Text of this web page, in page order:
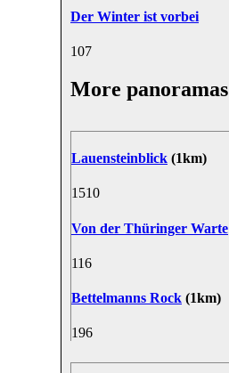
Der Winter ist vorbei
107
More panoramas
Lauensteinblick (1km)
1510
Von der Thüringer Warte
116
Bettelmanns Rock (1km)
196